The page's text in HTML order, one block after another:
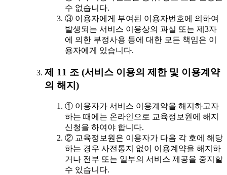
수 없습니다.
③ 이용자에게 부여된 이용자번호에 의하여
발생되는 서비스 이용상의 과실 또는 제3자
에 의한 부정사용 등에 대한 모든 책임은 이
용자에게 있습니다.
제 11 조 (서비스 이용의 제한 및 이용계약
의 해지)
① 이용자가 서비스 이용계약을 해지하고자
하는 때에는 온라인으로 교육정보원에 해지
신청을 하여야 합니다.
② 교육정보원은 이용자가 다음 각 호에 해당
하는 경우 사전통지 없이 이용계약을 해지하
거나 전부 또는 일부의 서비스 제공을 중지할
수 있습니다.